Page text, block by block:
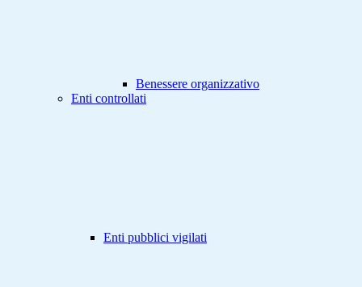
Benessere organizzativo
Enti controllati
Enti pubblici vigilati